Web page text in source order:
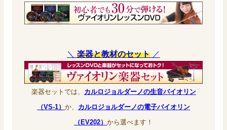
＼ 楽器と教材のセット ／
楽器セットでは、 カルロジョルダーノの生音バイオリン
（VS-1） か、 カルロジョルダーノの電子バイオリン
（EV202） から選べます！